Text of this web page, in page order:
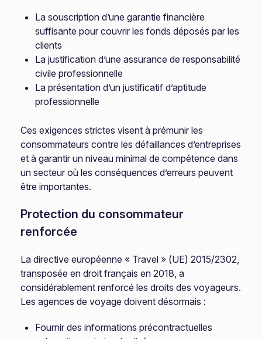
La souscription d’une garantie financière
suffisante pour couvrir les fonds déposés par les
clients
La justification d’une assurance de responsabilité
civile professionnelle
La présentation d’un justificatif d’aptitude
professionnelle
Ces exigences strictes visent à prémunir les
consommateurs contre les défaillances d’entreprises
et à garantir un niveau minimal de compétence dans
un secteur où les conséquences d’erreurs peuvent
être importantes.
Protection du consommateur
renforcée
La directive européenne « Travel » (UE) 2015/2302,
transposée en droit français en 2018, a
considérablement renforcé les droits des voyageurs.
Les agences de voyage doivent désormais :
Fournir des informations précontractuelles